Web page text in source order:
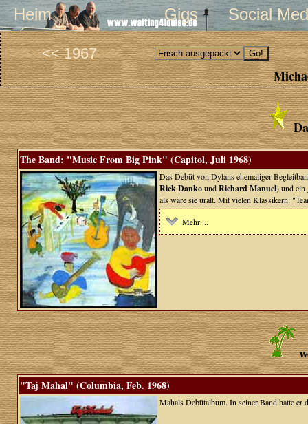
Heim Gigs Social
<< 1967
The Band: "Music From Big Pink" (Capitol, Juli 1968)
Das Debüt von Dylans ehemaliger
Rick DankoundRichard Manuel) und ein
als wäre sie uralt. Mit vielen Klassikern:
Mehr ...
"Taj Mahal" (Columbia, Feb. 1968)
Mahals Debütalbum. In seiner Band hatte er